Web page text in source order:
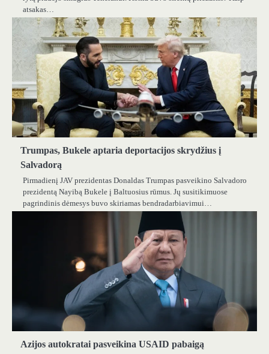
atsakas…
Trumpas, Bukele aptaria deportacijos skrydžius į
Salvadorą
Pirmadienį JAV prezidentas Donaldas Trumpas pasveikino Salvadoro
prezidentą Nayibą Bukele į Baltuosius rūmus. Jų susitikimuose
pagrindinis dėmesys buvo skiriamas bendradarbiavimui…
Azijos autokratai pasveikina USAID pabaigą